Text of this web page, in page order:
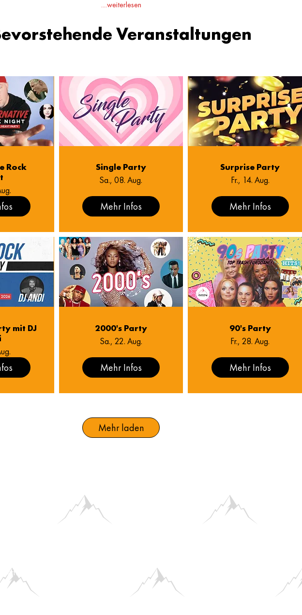
....weiterlesen
Veranstaltungen
Rock
Single Party
Sa., 08. Aug.
Mehr Infos
Surprise Party
Fr., 14. Aug.
Mehr Infos
mit DJ
2000's Party
Sa., 22. Aug.
Mehr Infos
90's Party
Fr., 28. Aug.
Mehr Infos
Mehr laden
können.